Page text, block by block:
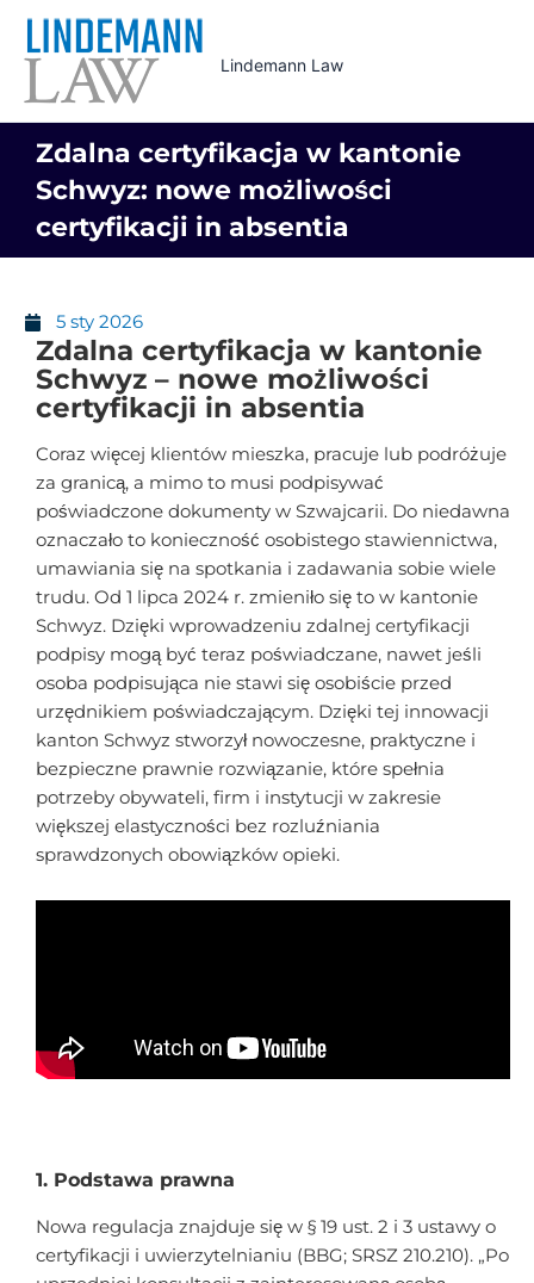
Lindemann Law
Zdalna certyfikacja w kantonie
Schwyz: nowe możliwości
certyfikacji in absentia
5 sty 2026
Zdalna certyfikacja w kantonie
Schwyz – nowe możliwości
certyfikacji in absentia
Coraz więcej klientów mieszka, pracuje lub podróżuje
za granicą, a mimo to musi podpisywać
poświadczone dokumenty w Szwajcarii. Do niedawna
oznaczało to konieczność osobistego stawiennictwa,
umawiania się na spotkania i zadawania sobie wiele
trudu. Od 1 lipca 2024 r. zmieniło się to w kantonie
Schwyz. Dzięki wprowadzeniu zdalnej certyfikacji
podpisy mogą być teraz poświadczane, nawet jeśli
osoba podpisująca nie stawi się osobiście przed
urzędnikiem poświadczającym. Dzięki tej innowacji
kanton Schwyz stworzył nowoczesne, praktyczne i
bezpieczne prawnie rozwiązanie, które spełnia
potrzeby obywateli, firm i instytucji w zakresie
większej elastyczności bez rozluźniania
sprawdzonych obowiązków opieki.
1. Podstawa prawna
Nowa regulacja znajduje się w § 19 ust. 2 i 3 ustawy o
certyfikacji i uwierzytelnianiu (BBG; SRSZ 210.210). „Po